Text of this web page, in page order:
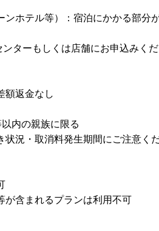
ホテル等）：宿泊にかかる部分
ターもしくは店舗にお申込みくだ
額返金なし
内の親族に限る
状況・取消料発生期間にご注意く
が含まれるプランは利用不可